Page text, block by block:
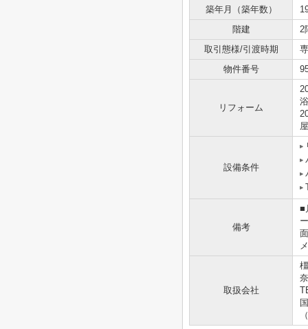
築年月（築年数）
階建
2
取引態様/引渡時期
物件番号
リフォーム
設備条件
備考
■
取扱会社